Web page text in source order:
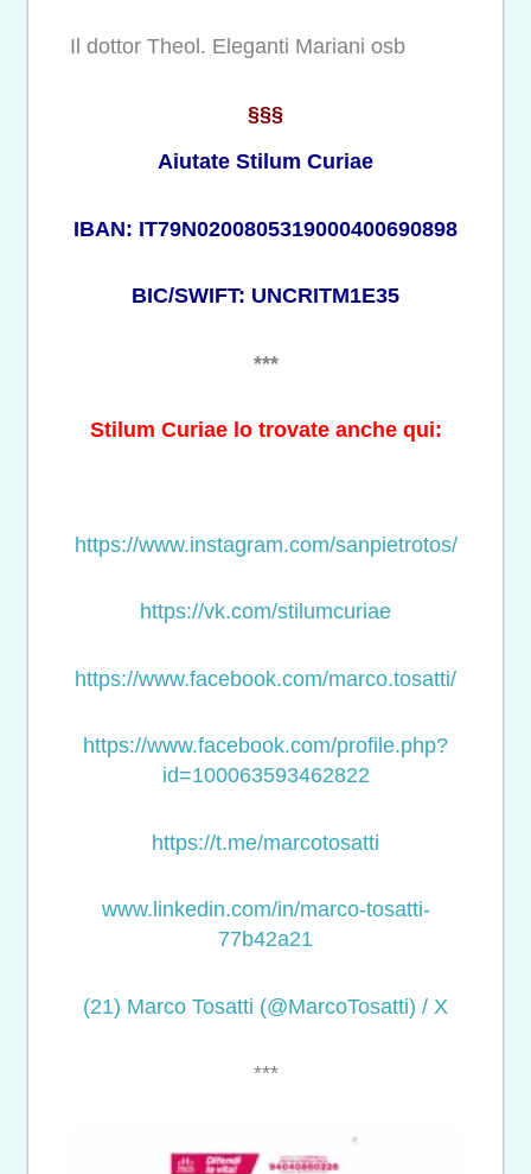
Il dottor Theol. Eleganti Mariani osb
§§§
Aiutate Stilum Curiae
IBAN: IT79N0200805319000400690898
BIC/SWIFT: UNCRITM1E35
***
Stilum Curiae lo trovate anche qui:
https://www.instagram.com/sanpietrotos/
https://vk.com/stilumcuriae
https://www.facebook.com/marco.tosatti/
https://www.facebook.com/profile.php?
id=100063593462822
https://t.me/marcotosatti
www.linkedin.com/in/marco-tosatti-
77b42a21
(21) Marco Tosatti (@MarcoTosatti) / X
***